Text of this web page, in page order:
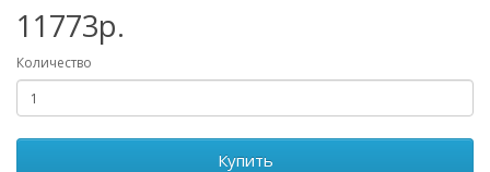
11773p.
Количество
Купить